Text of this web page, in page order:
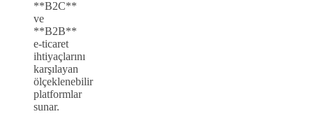
**B2C**
ve
**B2B**
e‑ticaret
ihtiyaçlarını
karşılayan
ölçeklenebilir
platformlar
sunar.